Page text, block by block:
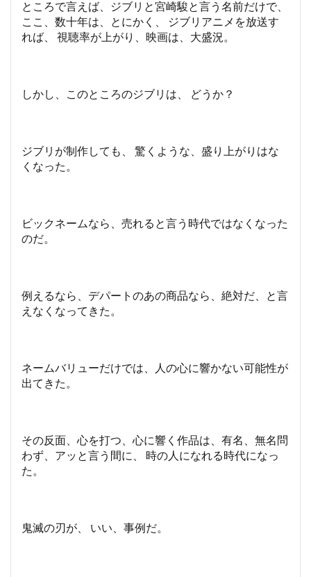
ところで言えば、ジブリと宮崎駿と言う名前だけで、
ここ、数十年は、とにかく、 ジブリアニメを放送す
れば、 視聴率が上がり、映画は、大盛況。
しかし、このところのジブリは、 どうか？
ジブリが制作しても、 驚くような、盛り上がりはな
くなった。
ビックネームなら、売れると言う時代ではなくなった
のだ。
例えるなら、デパートのあの商品なら、絶対だ、と言
えなくなってきた。
ネームバリューだけでは、人の心に響かない可能性が
出てきた。
その反面、心を打つ、心に響く作品は、有名、無名問
わず、アッと言う間に、 時の人になれる時代になっ
た。
鬼滅の刃が、 いい、事例だ。